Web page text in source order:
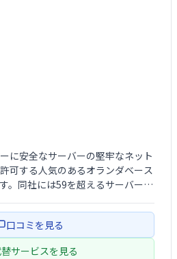
に安全なサーバーの堅牢なネット
可する人気のあるオランダベース
。同社には59を超えるサーバーが
イナ、イスラエル、インド、エジ
珍しい地域 …
口コミを見る
サービスを見る